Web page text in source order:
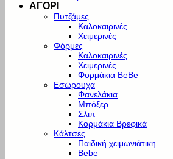
ΑΓΟΡΙ
Πυτζάμες
Καλοκαιρινές
Χειμερινές
Φόρμες
Καλοκαιρινές
Χειμερινές
Φορμάκια BeBe
Εσώρουχα
Φανελάκια
Μπόξερ
Σλιπ
Κορμάκια Βρεφικά
Κάλτσες
Παιδική χειμωνιάτικη
Bebe